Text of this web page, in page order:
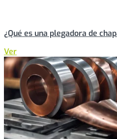
¿Qué es una plegadora de
Ver